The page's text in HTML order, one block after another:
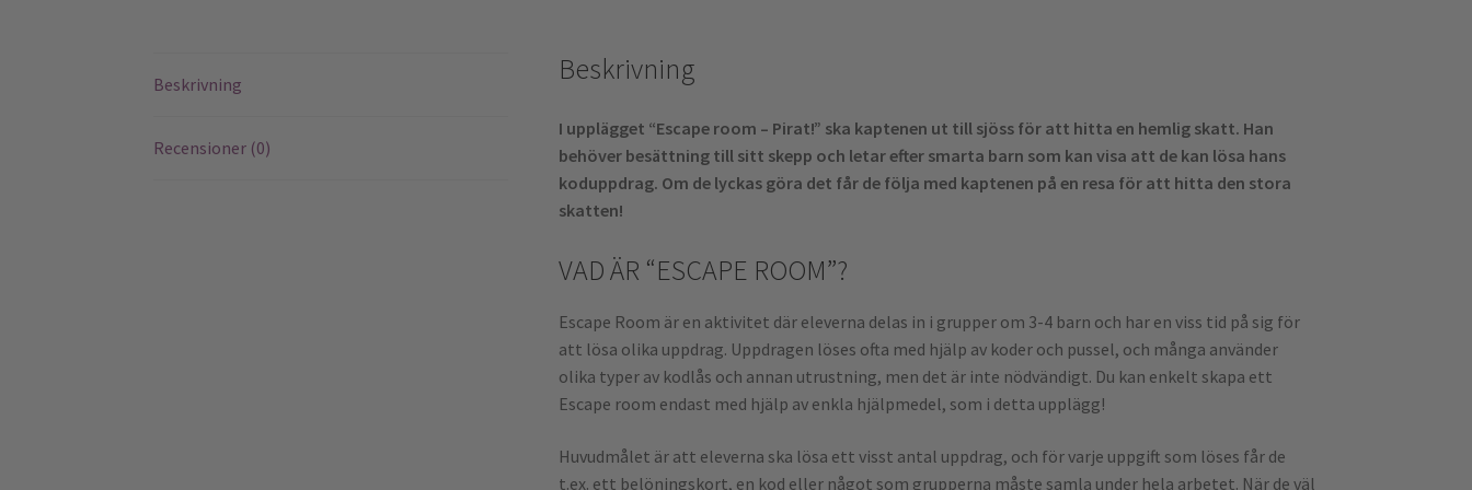
Beskrivning
Recensioner (0)
Beskrivning
I upplägget “Escape room – Pirat!” ska kaptenen ut till sjöss för att hitta en hemlig skatt. Han
behöver besättning till sitt skepp och letar efter smarta barn som kan visa att de kan lösa hans
koduppdrag. Om de lyckas göra det får de följa med kaptenen på en resa för att hitta den stora
skatten!
VAD ÄR “ESCAPE ROOM”?
Escape Room är en aktivitet där eleverna delas in i grupper om 3-4 barn och har en viss tid på sig för
att lösa olika uppdrag. Uppdragen löses ofta med hjälp av koder och pussel, och många använder
olika typer av kodlås och annan utrustning, men det är inte nödvändigt. Du kan enkelt skapa ett
Escape room endast med hjälp av enkla hjälpmedel, som i detta upplägg!
Huvudmålet är att eleverna ska lösa ett visst antal uppdrag, och för varje uppgift som löses får de
t.ex. ett belöningskort, en kod eller något som grupperna måste samla under hela arbetet. När de väl